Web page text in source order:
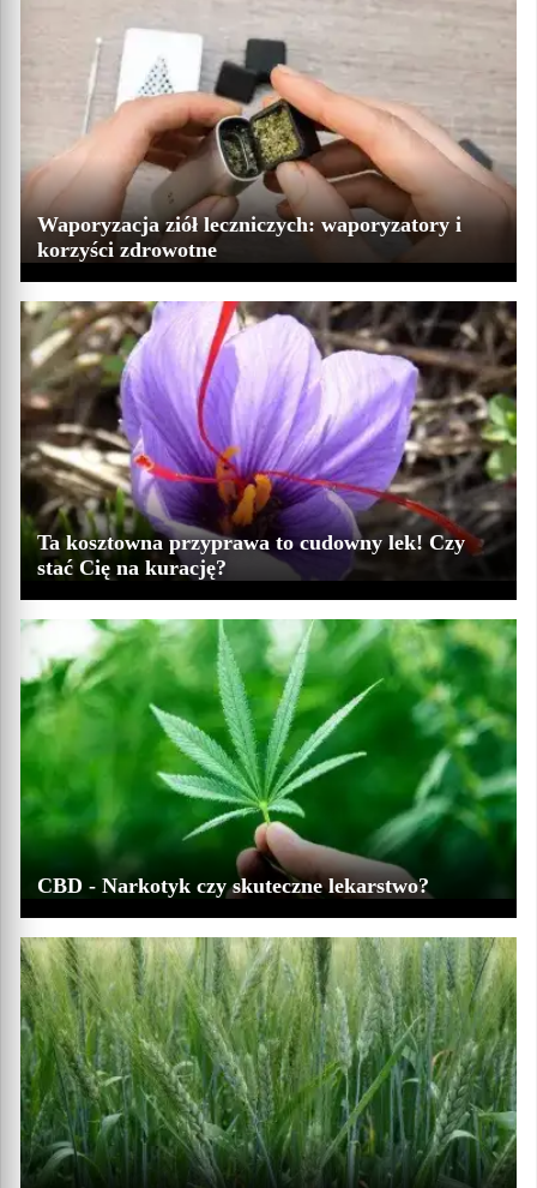
Waporyzacja ziół leczniczych: waporyzatory i
korzyści zdrowotne
Ta kosztowna przyprawa to cudowny lek! Czy
stać Cię na kurację?
CBD - Narkotyk czy skuteczne lekarstwo?